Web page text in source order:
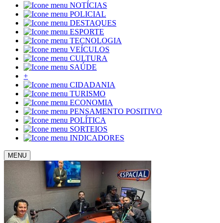
NOTÍCIAS
POLICIAL
DESTAQUES
ESPORTE
TECNOLOGIA
VEÍCULOS
CULTURA
SAÚDE
+
CIDADANIA
TURISMO
ECONOMIA
PENSAMENTO POSITIVO
POLÍTICA
SORTEIOS
INDICADORES
MENU